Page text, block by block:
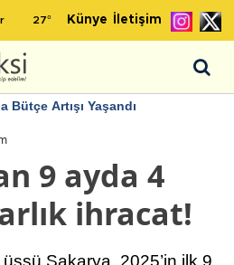
27° Künye İletişim
Bütçe Artışı Yaşandı
9 ayda 4
ihracat!
Sakarya, 2025’in ilk 9